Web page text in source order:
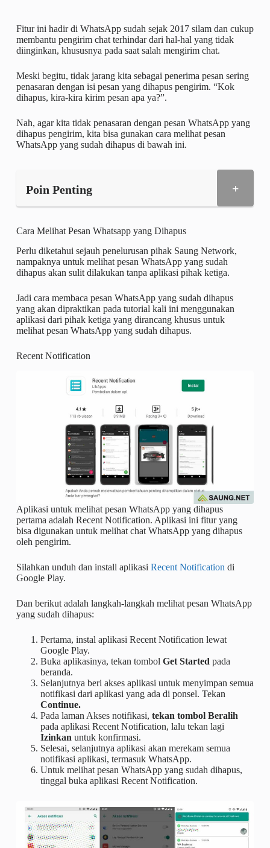
Fitur ini hadir di WhatsApp sudah sejak 2017 silam dan cukup
membantu pengirim chat terhindar dari hal-hal yang tidak
diinginkan, khususnya pada saat salah mengirim chat.
Meski begitu, tidak jarang kita sebagai penerima pesan sering
penasaran dengan isi pesan yang dihapus pengirim. “Kok
dihapus, kira-kira kirim pesan apa ya?”.
Nah, agar kita tidak penasaran dengan pesan WhatsApp yang
dihapus pengirim, kita bisa gunakan cara melihat pesan
WhatsApp yang sudah dihapus di bawah ini.
Poin Penting +
Cara Melihat Pesan Whatsapp yang Dihapus
Perlu diketahui sejauh penelurusan pihak Saung Network,
nampaknya untuk melihat pesan WhatsApp yang sudah
dihapus akan sulit dilakukan tanpa aplikasi pihak ketiga.
Jadi cara membaca pesan WhatsApp yang sudah dihapus
yang akan dipraktikan pada tutorial kali ini menggunakan
aplikasi dari pihak ketiga yang dirancang khusus untuk
melihat pesan WhatsApp yang sudah dihapus.
Recent Notification
Aplikasi untuk melihat pesan WhatsApp yang dihapus
pertama adalah Recent Notification. Aplikasi ini fitur yang
bisa digunakan untuk melihat chat WhatsApp yang dihapus
oleh pengirim.
Silahkan unduh dan install aplikasi Recent Notification di
Google Play.
Dan berikut adalah langkah-langkah melihat pesan WhatsApp
yang sudah dihapus:
Pertama, instal aplikasi Recent Notification lewat
Google Play.
Buka aplikasinya, tekan tombol Get Started pada
beranda.
Selanjutnya beri akses aplikasi untuk menyimpan semua
notifikasi dari aplikasi yang ada di ponsel. Tekan
Continue.
Pada laman Akses notifikasi, tekan tombol Beralih
pada aplikasi Recent Notification, lalu tekan lagi
Izinkan untuk konfirmasi.
Selesai, selanjutnya aplikasi akan merekam semua
notifikasi aplikasi, termasuk WhatsApp.
Untuk melihat pesan WhatsApp yang sudah dihapus,
tinggal buka aplikasi Recent Notification.